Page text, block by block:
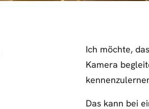
Ich möchte,
Kamera
Das kann bei